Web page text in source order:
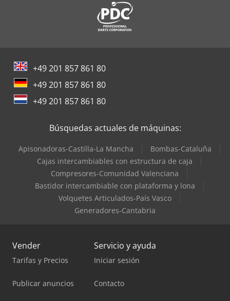
Terberg Tractor
Wilo Bombas
+49 201 857 861 80
+49 201 857 861 80
+49 201 857 861 80
Búsquedas actuales de máquinas:
Apisonadoras-Castilla-La Mancha
Bombas-Cataluña
Cajas intercambiables con estructura de caja
Compresores-Comunidad Valenciana
Bastidor intercambiable con plataforma y lona
Volquetes Articulados-País Vasco
Generadores-Cantabria
Vender
Tarifas y Precios
Publicar anuncios
Servicio y ayuda
Iniciar sesión
Contacto